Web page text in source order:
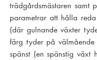
trädgårdsmästaren samt
parametrar att hålla
(där gulnande växter
färg tyder på välmående
spänst (en spänstig växt